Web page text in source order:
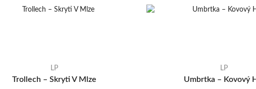
LP
Trollech – Skryti V Mlze
LP
Umbrtka – Kovový